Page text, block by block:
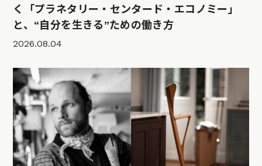
く「プラネタリー・センタード・エコノミー」
と、“自分を生きる”ための働き方
2026.08.04